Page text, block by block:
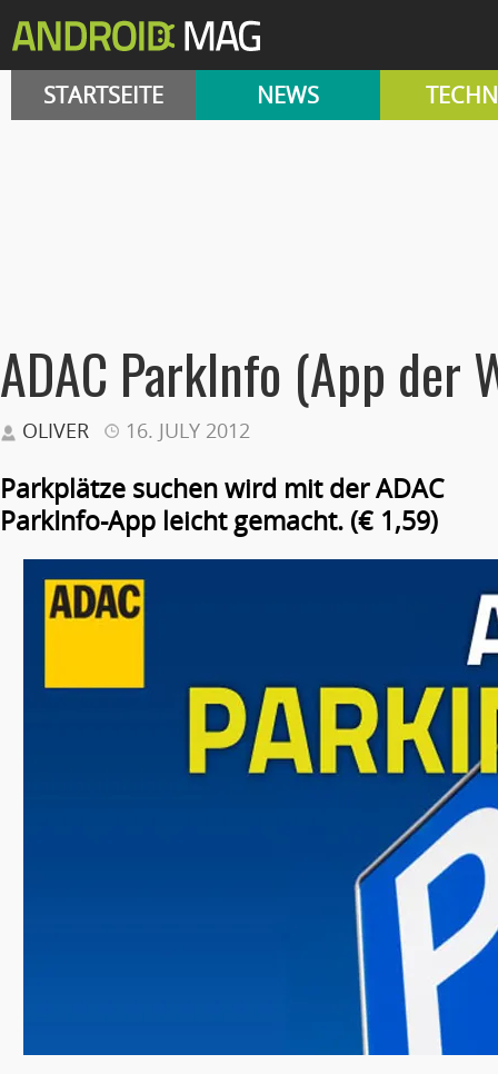
STARTSEITE NEWS
ADAC ParkInfo (App der
OLIVER 16. JULY 2012
Parkplätze suchen wird mit der ADAC
ParkInfo-App leicht gemacht. (€ 1,59)